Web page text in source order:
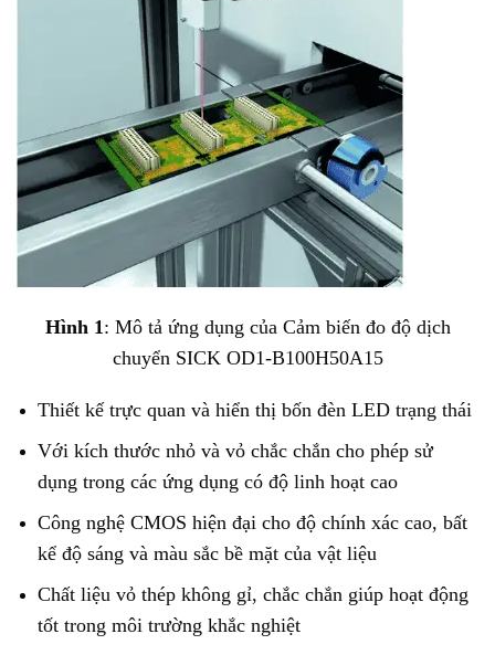
Hình 1: Mô tả ứng dụng của Cảm biến đo độ dịch
chuyển SICK OD1-B100H50A15
Thiết kế trực quan và hiển thị bốn đèn LED trạng thái
Với kích thước nhỏ và vỏ chắc chắn cho phép sử
dụng trong các ứng dụng có độ linh hoạt cao
Công nghệ CMOS hiện đại cho độ chính xác cao, bất
kể độ sáng và màu sắc bề mặt của vật liệu
Chất liệu vỏ thép không gỉ, chắc chắn giúp hoạt động
tốt trong môi trường khắc nghiệt